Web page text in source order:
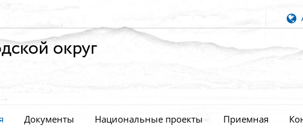
округ
Документы Национальные проекты Приемная